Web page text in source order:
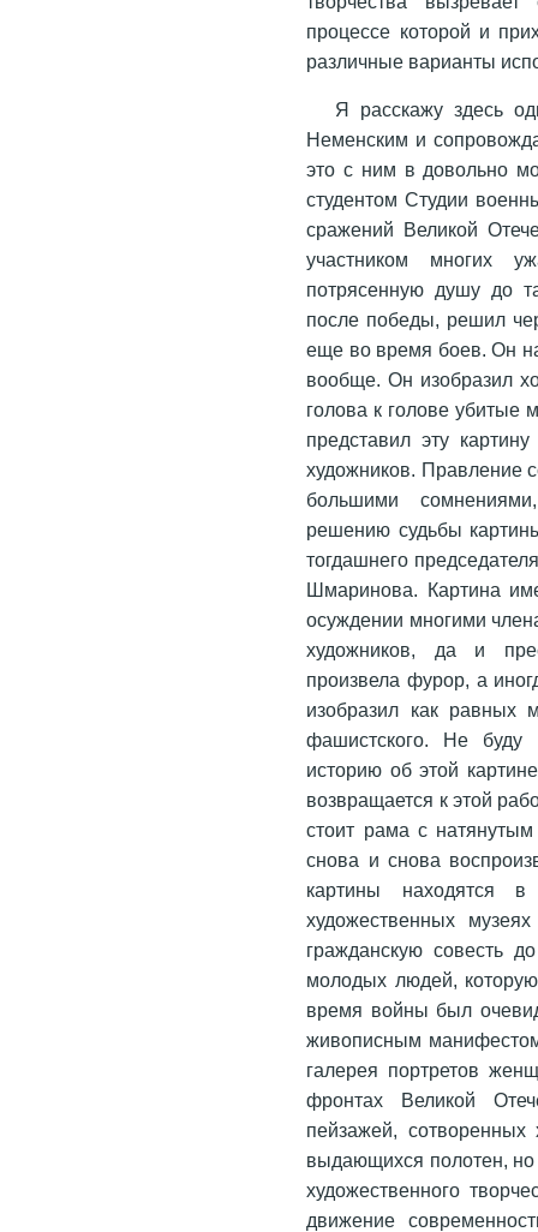
процессе которой и
различные варианты
Я расскажу здесь
Неменским и
это с ним в довольно
студентом Студии
сражений Великой
участником многих
потрясенную душу до
после победы, решил
еще во время боев. Он
вообще. Он изобразил
голова к голове убитые
представил эту
художников. Правление
большими
решению судьбы
тогдашнего
Шмаринова. Картина
осуждении многими
художников, да и
произвела фурор, а
изобразил как равных
фашистского. Не буду
историю об этой
возвращается к этой
стоит рама с
снова и снова
картины
художественных
гражданскую совесть
молодых людей,
время войны был
живописным
галерея портретов
фронтах Великой
пейзажей,
выдающихся полотен, но
художественного
движение